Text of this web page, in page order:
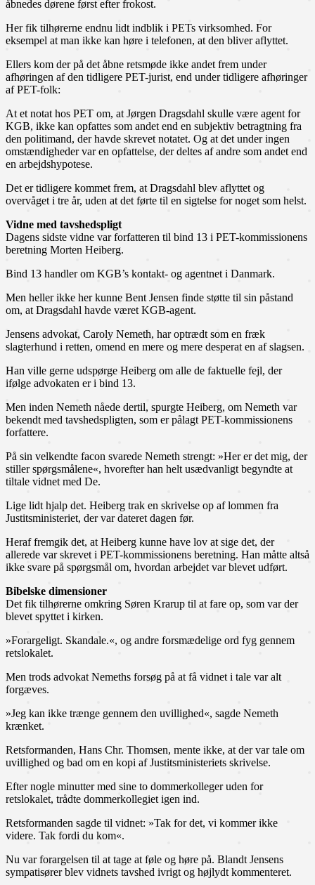
åbnedes dørene først efter frokost.
Her fik tilhørerne endnu lidt indblik i PETs virksomhed. For
eksempel at man ikke kan høre i telefonen, at den bliver aflyttet.
Ellers kom der på det åbne retsmøde ikke andet frem under
afhøringen af den tidligere PET-jurist, end under tidligere afhøringer
af PET-folk:
At et notat hos PET om, at Jørgen Dragsdahl skulle være agent for
KGB, ikke kan opfattes som andet end en subjektiv betragtning fra
den politimand, der havde skrevet notatet. Og at det under ingen
omstændigheder var en opfattelse, der deltes af andre som andet end
en arbejdshypotese.
Det er tidligere kommet frem, at Dragsdahl blev aflyttet og
overvåget i tre år, uden at det førte til en sigtelse for noget som helst.
Vidne med tavshedspligt
Dagens sidste vidne var forfatteren til bind 13 i PET-kommissionens
beretning Morten Heiberg.
Bind 13 handler om KGB’s kontakt- og agentnet i Danmark.
Men heller ikke her kunne Bent Jensen finde støtte til sin påstand
om, at Dragsdahl havde været KGB-agent.
Jensens advokat, Caroly Nemeth, har optrædt som en fræk
slagterhund i retten, omend en mere og mere desperat en af slagsen.
Han ville gerne udspørge Heiberg om alle de faktuelle fejl, der
ifølge advokaten er i bind 13.
Men inden Nemeth nåede dertil, spurgte Heiberg, om Nemeth var
bekendt med tavshedspligten, som er pålagt PET-kommissionens
forfattere.
På sin velkendte facon svarede Nemeth strengt: »Her er det mig, der
stiller spørgsmålene«, hvorefter han helt usædvanligt begyndte at
tiltale vidnet med De.
Lige lidt hjalp det. Heiberg trak en skrivelse op af lommen fra
Justitsministeriet, der var dateret dagen før.
Heraf fremgik det, at Heiberg kunne have lov at sige det, der
allerede var skrevet i PET-kommissionens beretning. Han måtte altså
ikke svare på spørgsmål om, hvordan arbejdet var blevet udført.
Bibelske dimensioner
Det fik tilhørerne omkring Søren Krarup til at fare op, som var der
blevet spyttet i kirken.
»Forargeligt. Skandale.«, og andre forsmædelige ord fyg gennem
retslokalet.
Men trods advokat Nemeths forsøg på at få vidnet i tale var alt
forgæves.
»Jeg kan ikke trænge gennem den uvillighed«, sagde Nemeth
krænket.
Retsformanden, Hans Chr. Thomsen, mente ikke, at der var tale om
uvillighed og bad om en kopi af Justitsministeriets skrivelse.
Efter nogle minutter med sine to dommerkolleger uden for
retslokalet, trådte dommerkollegiet igen ind.
Retsformanden sagde til vidnet: »Tak for det, vi kommer ikke
videre. Tak fordi du kom«.
Nu var forargelsen til at tage at føle og høre på. Blandt Jensens
sympatisører blev vidnets tavshed ivrigt og højlydt kommenteret.